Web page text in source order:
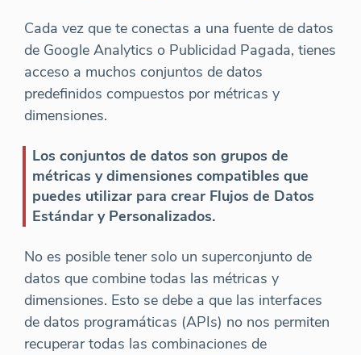
Cada vez que te conectas a una fuente de datos
de Google Analytics o Publicidad Pagada, tienes
acceso a muchos conjuntos de datos
predefinidos compuestos por métricas y
dimensiones.
Los conjuntos de datos son grupos de
métricas y dimensiones compatibles que
puedes utilizar para crear Flujos de Datos
Estándar y Personalizados.
No es posible tener solo un superconjunto de
datos que combine todas las métricas y
dimensiones. Esto se debe a que las interfaces
de datos programáticas (APIs) no nos permiten
recuperar todas las combinaciones de